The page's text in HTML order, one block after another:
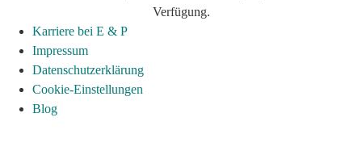
Verfügung.
Karriere bei E & P
Impressum
Datenschutzerklärung
Cookie-Einstellungen
Blog